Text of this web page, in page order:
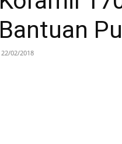
Bantuan
22/02/2018